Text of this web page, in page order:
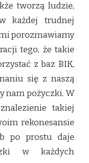
tworzą ludzie,
każdej trudnej
porozmawiamy
tego, że takie
z baz BIK,
się z naszą
nam pożyczki. W
takiej
rekonesansie
po prostu daje
w każdych